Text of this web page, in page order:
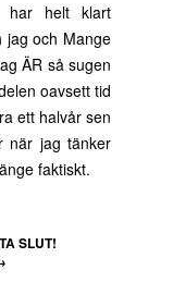
har helt klart
jag och Mange
ÄR så sugen
oavsett tid
ett halvår sen
när jag tänker
faktiskt.
SLUT!